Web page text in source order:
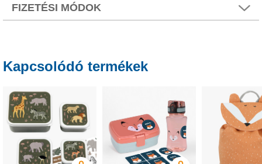
FIZETÉSI MÓDOK
Kapcsolódó termékek